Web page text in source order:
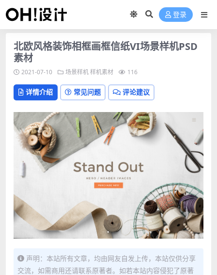
登录
北欧风格装饰相框画框信纸VI场景样机PSD
素材
2021-07-10 场景样机样机素材 116
详情介绍 常见问题 评论建议
声明：本站所有文章，均由网友自发上传，本站仅供分享
交流，如需商用还请联系原著者。如若本站内容侵犯了原著